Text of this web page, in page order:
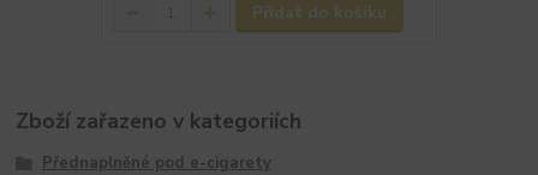
Přidat do košíku
Zboží zařazeno v kategoriích
Přednaplněné pod e-cigarety